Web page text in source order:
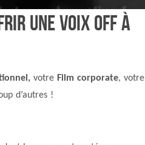
une voix off à
votre Film corporate, votre
d’autres !